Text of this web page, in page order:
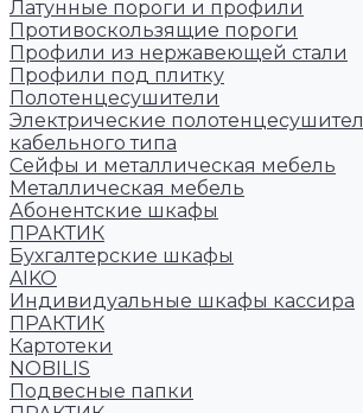
Латунные пороги и профили
Противоскользящие пороги
Профили из нержавеющей стали
Профили под плитку
Полотенцесушители
Электрические
кабельного типа
Сейфы и металлическая мебель
Металлическая мебель
Абонентские шкафы
ПРАКТИК
Бухгалтерские шкафы
AIKO
Индивидуальные шкафы кассира
ПРАКТИК
Картотеки
NOBILIS
Подвесные папки